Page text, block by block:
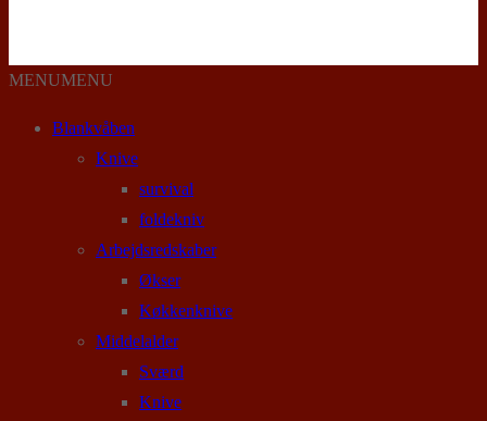
MENUMENU
Blankvåben
Knive
survival
foldekniv
Arbejdsredskaber
Økser
Køkkenknive
Middelalder
Sværd
Knive